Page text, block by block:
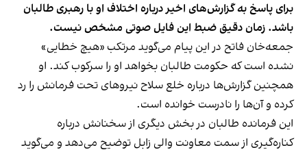
برای پاسخ به گزارش‌های اخیر درباره اختلاف او با رهبری طالبان
باشد. زمان دقیق ضبط این فایل صوتی مشخص نیست.
جمعه‌خان فاتح در این پیام می‌گوید مرتکب «هیچ خطایی»
نشده است که حکومت طالبان بخواهد او را سرکوب کند. او
همچنین گزارش‌ها درباره خلع سلاح نیروهای تحت فرمانش را رد
کرده و آن‌ها را نادرست خوانده است.
این فرمانده طالبان در بخش دیگری از سخنانش درباره
کناره‌گیری از سمت معاونت والی زابل توضیح می‌دهد و می‌گوید